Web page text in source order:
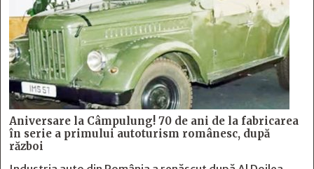
Aniversare la Câmpulung! 70 de ani de la fabricarea
în serie a primului autoturism românesc, după
război